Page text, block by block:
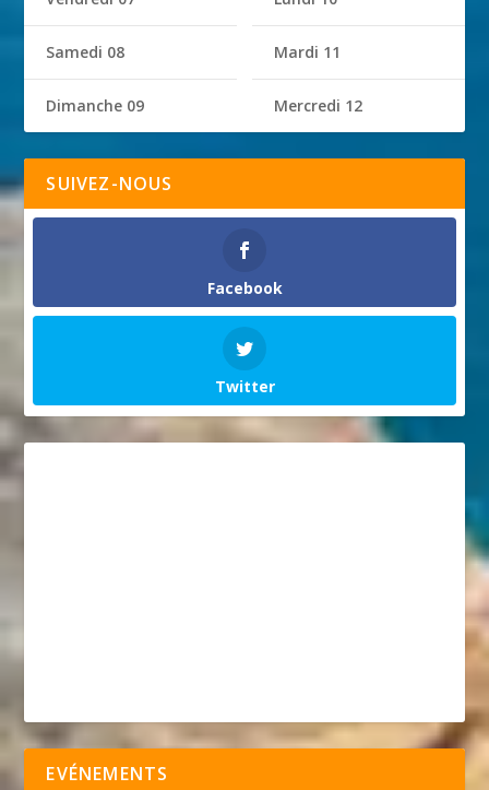
Samedi 08
Dimanche 09
Mardi 11
Mercredi 12
SUIVEZ-NOUS
Facebook
Twitter
EVÉNEMENTS